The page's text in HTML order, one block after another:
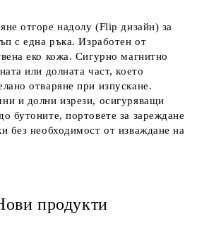
отгоре надолу (Flip дизайн) за
с една ръка. Изработен от
еко кожа. Сигурно магнитно
или долната част, което
отваряне при изпускане.
и долни изрези, осигуряващи
бутоните, портовете за зареждане
без необходимост от изваждане на
продукти